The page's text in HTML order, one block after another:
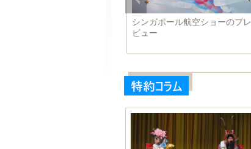
シンガポール航空ショーのプレ
ビュー